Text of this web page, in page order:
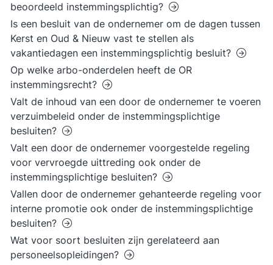
beoordeeld instemmingsplichtig?
Is een besluit van de ondernemer om de dagen tussen
Kerst en Oud & Nieuw vast te stellen als
vakantiedagen een instemmingsplichtig besluit?
Op welke arbo-onderdelen heeft de OR
instemmingsrecht?
Valt de inhoud van een door de ondernemer te voeren
verzuimbeleid onder de instemmingsplichtige
besluiten?
Valt een door de ondernemer voorgestelde regeling
voor vervroegde uittreding ook onder de
instemmingsplichtige besluiten?
Vallen door de ondernemer gehanteerde regeling voor
interne promotie ook onder de instemmingsplichtige
besluiten?
Wat voor soort besluiten zijn gerelateerd aan
personeelsopleidingen?